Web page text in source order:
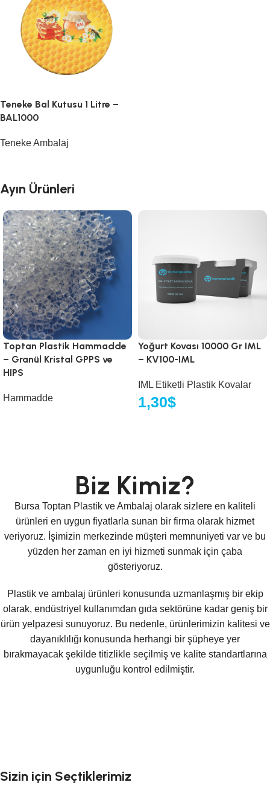
Teneke Bal Kutusu 1 Litre –
BAL1000
Teneke Ambalaj
Ayın Ürünleri
Toptan Plastik Hammadde
– Granül Kristal GPPS ve
HIPS
Hammadde
Yoğurt Kovası 10000 Gr IML
– KV100-IML
IML Etiketli Plastik Kovalar
1,30$
Biz Kimiz?
Bursa Toptan Plastik ve Ambalaj olarak sizlere en kaliteli
ürünleri en uygun fiyatlarla sunan bir firma olarak hizmet
veriyoruz. İşimizin merkezinde müşteri memnuniyeti var ve bu
yüzden her zaman en iyi hizmeti sunmak için çaba
gösteriyoruz.
Plastik ve ambalaj ürünleri konusunda uzmanlaşmış bir ekip
olarak, endüstriyel kullanımdan gıda sektörüne kadar geniş bir
ürün yelpazesi sunuyoruz. Bu nedenle, ürünlerimizin kalitesi ve
dayanıklılığı konusunda herhangi bir şüpheye yer
bırakmayacak şekilde titizlikle seçilmiş ve kalite standartlarına
uygunluğu kontrol edilmiştir.
Sizin için Seçtiklerimiz